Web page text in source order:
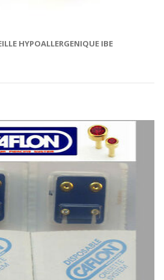
HYPOALLERGENIQUE IBE